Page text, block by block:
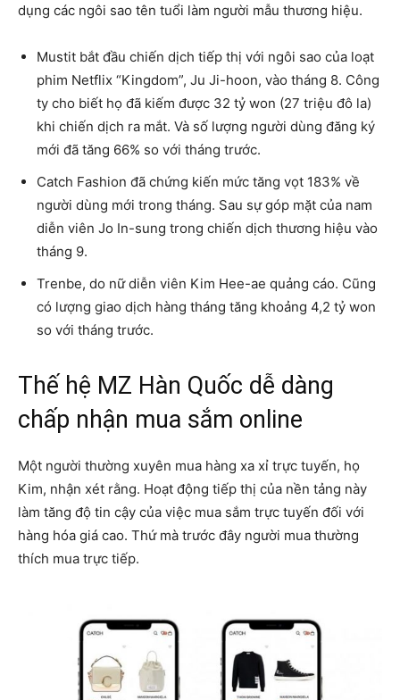
dụng các ngôi sao tên tuổi làm người mẫu thương hiệu.
Mustit bắt đầu chiến dịch tiếp thị với ngôi sao của loạt
phim Netflix “Kingdom”, Ju Ji-hoon, vào tháng 8. Công
ty cho biết họ đã kiếm được 32 tỷ won (27 triệu đô la)
khi chiến dịch ra mắt. Và số lượng người dùng đăng ký
mới đã tăng 66% so với tháng trước.
Catch Fashion đã chứng kiến ​​mức tăng vọt 183% về
người dùng mới trong tháng. Sau sự góp mặt của nam
diễn viên Jo In-sung trong chiến dịch thương hiệu vào
tháng 9.
Trenbe, do nữ diễn viên Kim Hee-ae quảng cáo. Cũng
có lượng giao dịch hàng tháng tăng khoảng 4,2 tỷ won
so với tháng trước.
Thế hệ MZ Hàn Quốc dễ dàng
chấp nhận mua sắm online
Một người thường xuyên mua hàng xa xỉ trực tuyến, họ
Kim, nhận xét rằng. Hoạt động tiếp thị của nền tảng này
làm tăng độ tin cậy của việc mua sắm trực tuyến đối với
hàng hóa giá cao. Thứ mà trước đây người mua thường
thích mua trực tiếp.